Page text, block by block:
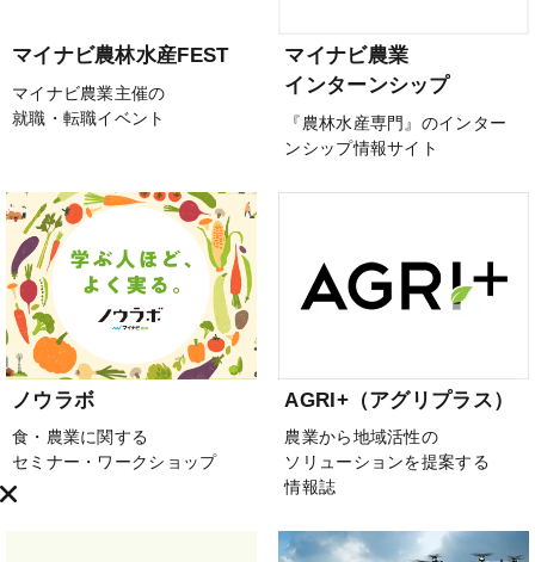
マイナビ農林水産FEST
マイナビ農業主催の
就職・転職イベント
マイナビ農業
インターンシップ
『農林水産専門』のインター
ンシップ情報サイト
ノウラボ
食・農業に関する
セミナー・ワークショップ
AGRI+（アグリプラス）
農業から地域活性の
ソリューションを提案する
情報誌